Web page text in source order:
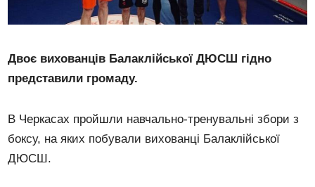
Двоє вихованців Балаклійської ДЮСШ гідно
представили громаду.
В Черкасах пройшли навчально-тренувальні збори з
боксу, на яких побували вихованці Балаклійської
ДЮСШ.